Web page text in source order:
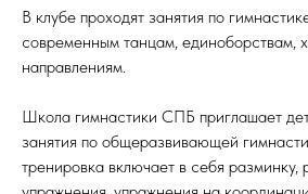
В клубе проходят занятия по
современным танцам, единоборствам,
направлениям.
Школа гимнастики СПБ приглашает
занятия по общеразвивающей
тренировка включает в себя разминку,